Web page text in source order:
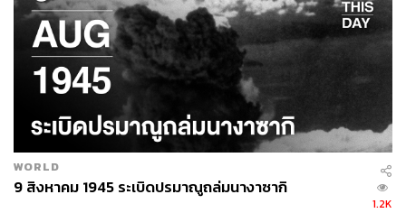
WORLD
9 สิงหาคม 1945 ระเบิดปรมาณูถล่มนางาซากิ
1.2K